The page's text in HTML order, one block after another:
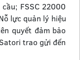
FSSC 22000
lực quản lý hiệu
quyết đảm bảo
trao gửi đến